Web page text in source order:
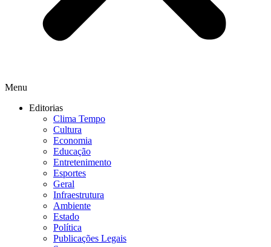
Menu
Editorias
Clima Tempo
Cultura
Economia
Educação
Entretenimento
Esportes
Geral
Infraestrutura
Ambiente
Estado
Política
Publicações Legais